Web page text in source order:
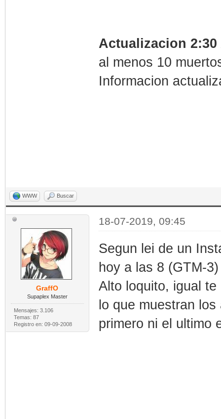
Actualizacion
al menos 10
Informacion
WWW Buscar
GraffO
Supaplex Master
Mensajes: 3.106
Temas: 87
Registro en: 09-09-2008
18-07-2019, 09:45
Segun lei de un
hoy a las 8 (GTM-
Alto loquito, igual
lo que muestran
primero ni el ultimo